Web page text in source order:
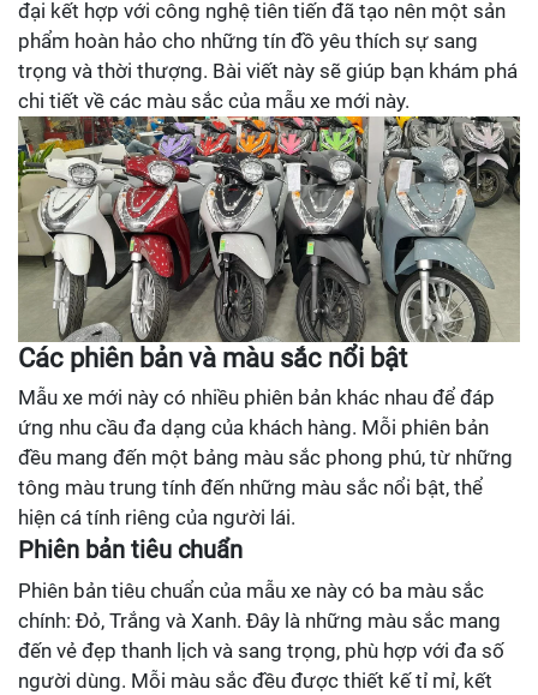
đại kết hợp với công nghệ tiên tiến đã tạo nên một sản
phẩm hoàn hảo cho những tín đồ yêu thích sự sang
trọng và thời thượng. Bài viết này sẽ giúp bạn khám phá
chi tiết về các màu sắc của mẫu xe mới này.
Các phiên bản và màu sắc nổi bật
Mẫu xe mới này có nhiều phiên bản khác nhau để đáp
ứng nhu cầu đa dạng của khách hàng. Mỗi phiên bản
đều mang đến một bảng màu sắc phong phú, từ những
tông màu trung tính đến những màu sắc nổi bật, thể
hiện cá tính riêng của người lái.
Phiên bản tiêu chuẩn
Phiên bản tiêu chuẩn của mẫu xe này có ba màu sắc
chính: Đỏ, Trắng và Xanh. Đây là những màu sắc mang
đến vẻ đẹp thanh lịch và sang trọng, phù hợp với đa số
người dùng. Mỗi màu sắc đều được thiết kế tỉ mỉ, kết